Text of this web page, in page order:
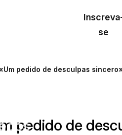
se
pedido de desculpas
pedido de